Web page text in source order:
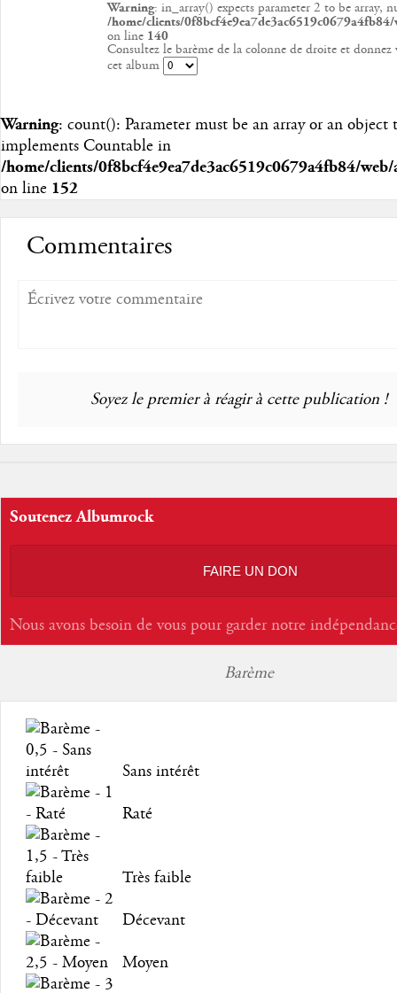
Warning: in_array() expects parameter 2 to be array,
/home/clients/
on line 140
Consultez le barème de la colonne de droite et donnez
cet album
Warning: count(): Parameter must be an array or an object
implements Countable in
/home/clients/0f8bcf4e9ea7de3ac6519c0679a4fb84/
on line 152
Commentaires
Soyez le premier à réagir à cette publication !
Soutenez Albumrock
FAIRE UN DON
Nous avons besoin de vous pour garder notre
Barème
Sans intérêt
Raté
Très faible
Décevant
Moyen